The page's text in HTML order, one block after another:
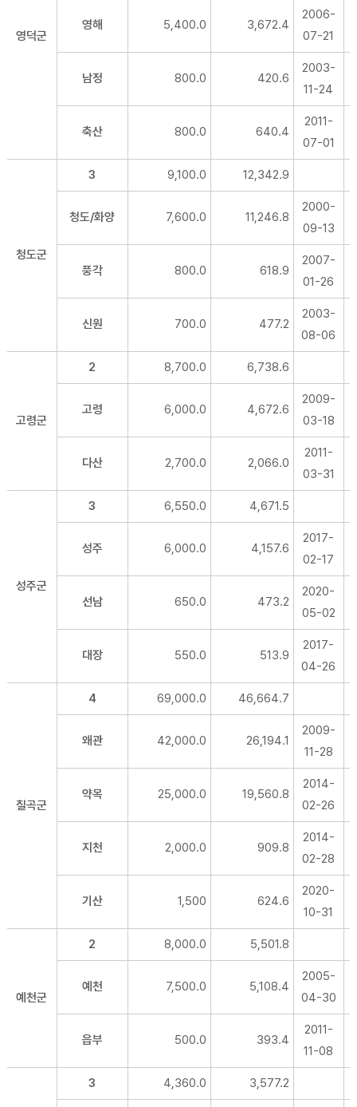
영덕군
영해 5,400.0 3,672.4
2006-
07-21
남정 800.0 420.6
2003-
11-24
축산 800.0 640.4
2011-
07-01
청도군
3 9,100.0 12,342.9
청도/화양 7,600.0 11,246.8
2000-
09-13
풍각 800.0 618.9
2007-
01-26
신원 700.0 477.2
2003-
08-06
고령군
2 8,700.0 6,738.6
고령 6,000.0 4,672.6
2009-
03-18
다산 2,700.0 2,066.0
2011-
03-31
성주군
3 6,550.0 4,671.5
성주 6,000.0 4,157.6
2017-
02-17
선남 650.0 473.2
2020-
05-02
대장 550.0 513.9
2017-
04-26
칠곡군
4 69,000.0 46,664.7
왜관 42,000.0 26,194.1
2009-
11-28
약목 25,000.0 19,560.8
2014-
02-26
지천 2,000.0 909.8
2014-
02-28
기산 1,500 624.6
2020-
10-31
예천군
2 8,000.0 5,501.8
예천 7,500.0 5,108.4
2005-
04-30
읍부 500.0 393.4
2011-
11-08
3 4,360.0 3,577.2